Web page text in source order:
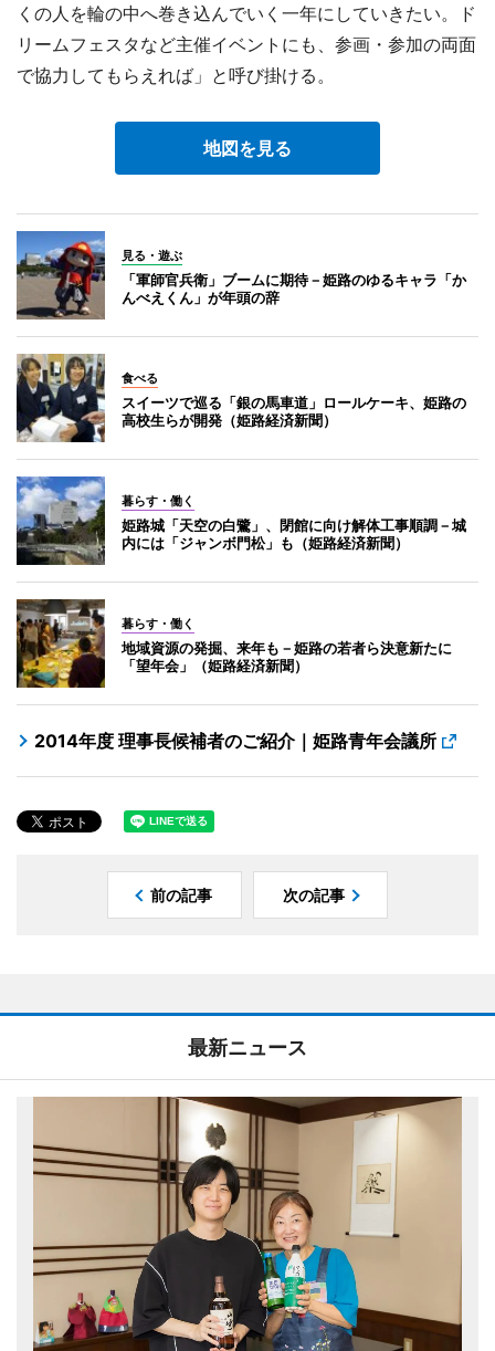
くの人を輪の中へ巻き込んでいく一年にしていきたい。ド
リームフェスタなど主催イベントにも、参画・参加の両面
で協力してもらえれば」と呼び掛ける。
地図を見る
見る・遊ぶ
「軍師官兵衛」ブームに期待－姫路のゆるキャラ「か
んべえくん」が年頭の辞
食べる
スイーツで巡る「銀の馬車道」ロールケーキ、姫路の
高校生らが開発（姫路経済新聞）
暮らす・働く
姫路城「天空の白鷺」、閉館に向け解体工事順調－城
内には「ジャンボ門松」も（姫路経済新聞）
暮らす・働く
地域資源の発掘、来年も－姫路の若者ら決意新たに
「望年会」（姫路経済新聞）
2014年度 理事長候補者のご紹介｜姫路青年会議所
前の記事 次の記事
最新ニュース